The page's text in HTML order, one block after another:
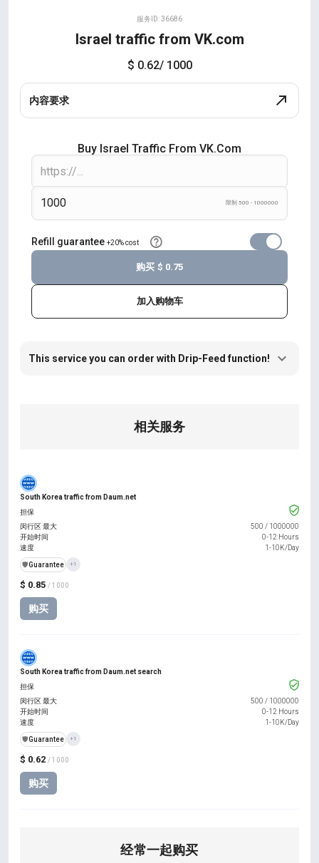
服务ID: 36686
Israel traffic from VK.com
$ 0.62/ 1000
内容要求
Buy Israel Traffic From VK.com
限制 500 - 1000000
Refill guarantee +20% cost
加入购物车
购买 $ 0.75
This service you can order with Drip-Feed function!
相关服务
South Korea traffic from Daum.net
$ 0.85 / 1000
购买
担保
闵行区 最大
500 / 1000000
开始时间
0-12 Hours
速度
1-10K/Day
️🛡️Guarantee +1
South Korea traffic from Daum.net search
$ 0.62 / 1000
购买
担保
闵行区 最大
500 / 1000000
开始时间
0-12 Hours
速度
1-10K/Day
️🛡️Guarantee +1
经常一起购买